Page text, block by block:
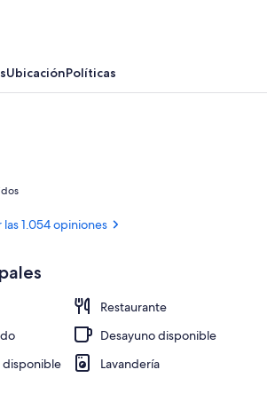
UbicaciónPolíticas
las 1.054 opiniones
Restaurante
Desayuno disponible
disponible
Lavandería